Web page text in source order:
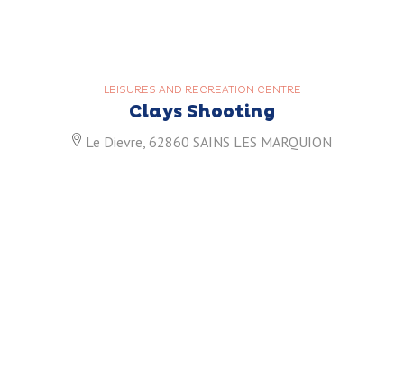
LEISURES AND RECREATION CENTRE
Clays Shooting
Le Dievre, 62860 SAINS LES MARQUION